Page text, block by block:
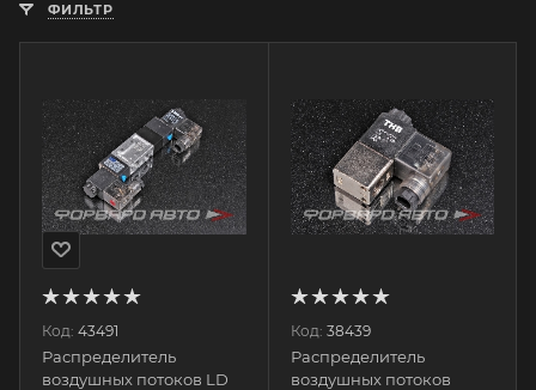
ФИЛЬТР
Код: 43491
Распределитель
воздушных потоков LD
Код: 38439
Распределитель
воздушных потоков